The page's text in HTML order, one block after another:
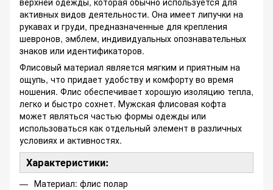
активных видов деятельности. Она имеет липучки на
рукавах и груди, предназначенные для крепления
шевронов, эмблем, индивидуальных опознавательных
знаков или идентификаторов.
Флисовый материал является мягким и приятным на
ощупь, что придает удобству и комфорту во время
ношения. Флис обеспечивает хорошую изоляцию тепла,
легко и быстро сохнет. Мужская флисовая кофта
может являться частью формы одежды или
использоваться как отдельный элемент в различных
условиях и активностях.
Характеристики:
Материал: флис полар